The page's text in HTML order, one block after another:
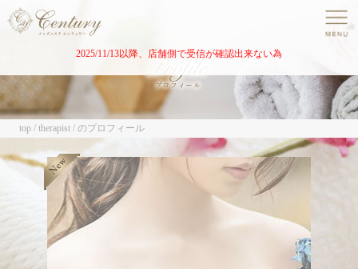
2025/11/13以降、店舗側で受信が確認出来ない為
top therapist のプロフィール